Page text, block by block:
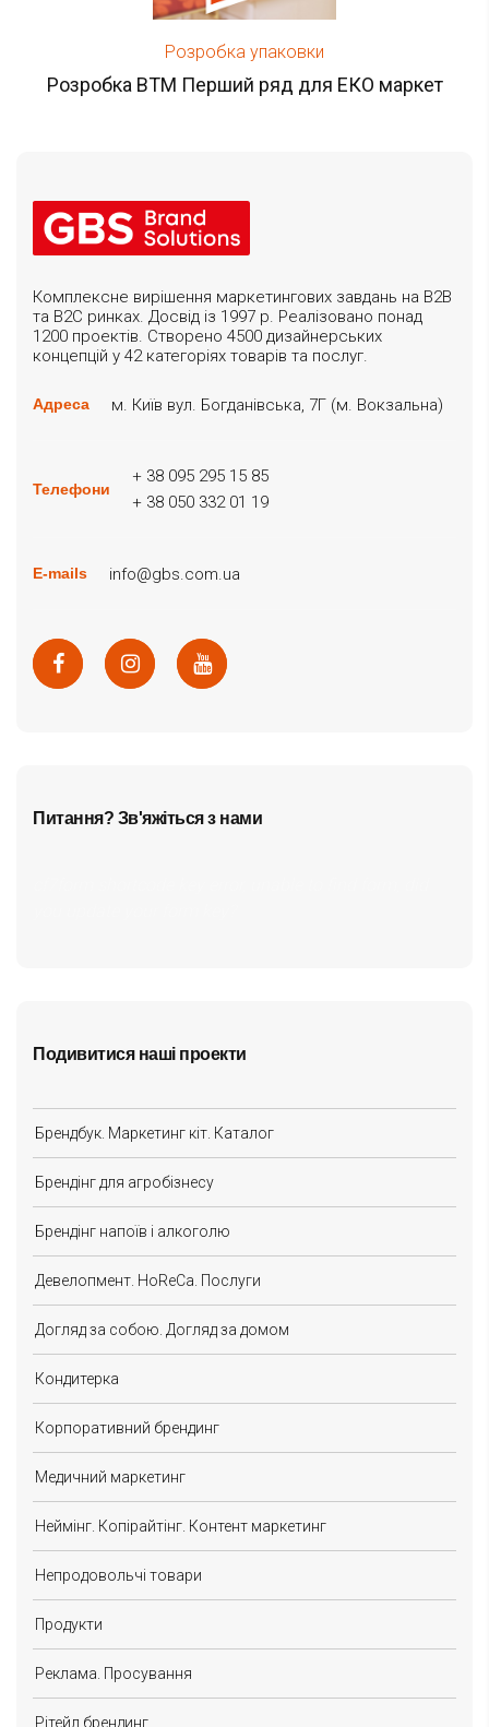
Розробка упаковки
Розробка ВТМ Перший ряд для ЕКО маркет
Комплексне вирішення маркетингових завдань на B2B
та B2C ринках. Досвід із 1997 р. Реалізовано понад
1200 проектів. Створено 4500 дизайнерських
концепцій у 42 категоріях товарів та послуг.
Адреса м. Київ вул. Богданівська, 7Г (м. Вокзальна)
Телефони
+ 38 095 295 15 85
+ 38 050 332 01 19
E-mails info@gbs.com.ua
Питання? Зв'яжіться з нами
Подивитися наші проекти
Брендбук. Маркетинг кіт. Каталог
Брендінг для агробізнесу
Брендінг напоїв і алкоголю
Девелопмент. HoReCa. Послуги
Догляд за собою. Догляд за домом
Кондитерка
Корпоративний брендинг
Медичний маркетинг
Неймінг. Копірайтінг. Контент маркетинг
Непродовольчі товари
Продукти
Реклама. Просування
Рітейл брендинг